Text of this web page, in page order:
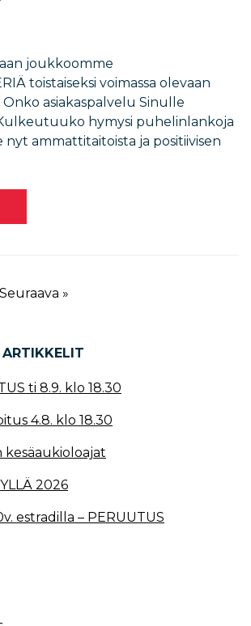
joukkoomme
toistaiseksi voimassa olevaan
asiakaspalvelu Sinulle
hymysi puhelinlankoja
nyt ammattitaitoista ja positiivisen
Seuraava »
ti 8.9. klo 18.30
4.8. klo 18.30
2026
estradilla – PERUUTUS